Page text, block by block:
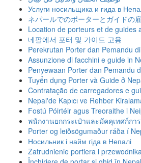
Услуги носильщика и гида в
ネパールでのポーターとガイドの
Location de porteurs et de guides
네팔에서 포터 및 가이드 고용
Perekrutan Porter dan Pemandu
Assunzione di facchini e guide in
Penyewaan Porter dan Pemandu
Tuyển dụng Porter và Guide ở
Contratação de carregadores e
Nepal'de Kapıcı ve Rehber
Fostú Póirtéir agus Treoraithe i
พนักงานยกกระเป๋าและมัคคุเทศก์กา
Porter og leiðsögumaður ráða í
Носильник і найм гіда в Непалі
Zatrudnienie portiera i